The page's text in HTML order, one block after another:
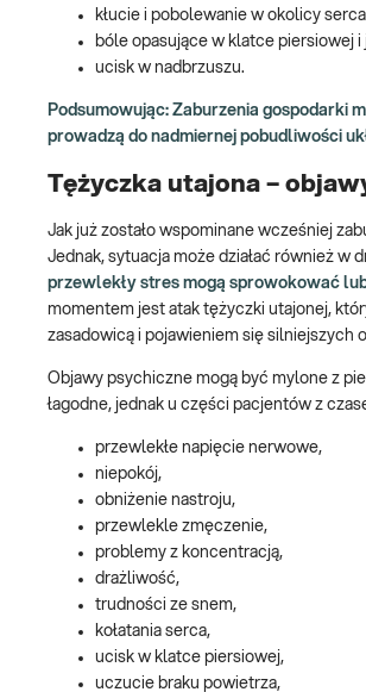
kłucie i pobolewanie w okolicy
bóle opasujące w klatce piersiowej i
ucisk w nadbrzuszu.
Podsumowując: Zaburzenia gospodarki
prowadzą do nadmiernej pobudliwości
Tężyczka utajona –
Jak już zostało wspominane wcześniej
Jednak, sytuacja może działać również w
przewlekły stres mogą sprowokować
momentem jest atak tężyczki utajonej,
zasadowicą i pojawieniem się silniejszych
Objawy psychiczne mogą być mylone z
łagodne, jednak u części pacjentów z
przewlekłe napięcie nerwowe,
niepokój,
obniżenie nastroju,
przewlekle zmęczenie,
problemy z koncentracją,
drażliwość,
trudności ze snem,
kołatania serca,
ucisk w klatce piersiowej,
uczucie braku powietrza,